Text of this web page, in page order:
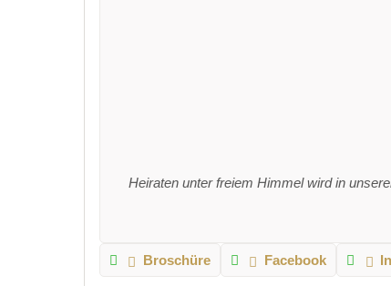
Heiraten unter freiem Himmel wird in
Broschüre Facebook